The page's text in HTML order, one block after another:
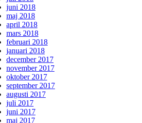
juni 2018
maj 2018
april 2018
mars 2018
februari 2018
januari 2018
december 2017
november 2017
oktober 2017
september 2017
augusti 2017
juli 2017
juni 2017
maj 2017